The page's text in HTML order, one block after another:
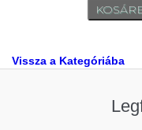
Vissza a Kategóriába